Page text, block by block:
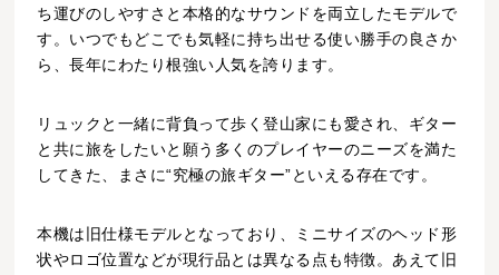
ち運びのしやすさと本格的なサウンドを両立したモデルで
す。いつでもどこでも気軽に持ち出せる使い勝手の良さか
ら、長年にわたり根強い人気を誇ります。
リュックと一緒に背負って歩く登山家にも愛され、ギター
と共に旅をしたいと願う多くのプレイヤーのニーズを満た
してきた、まさに“究極の旅ギター”といえる存在です。
本機は旧仕様モデルとなっており、ミニサイズのヘッド形
状やロゴ位置などが現行品とは異なる点も特徴。あえて旧